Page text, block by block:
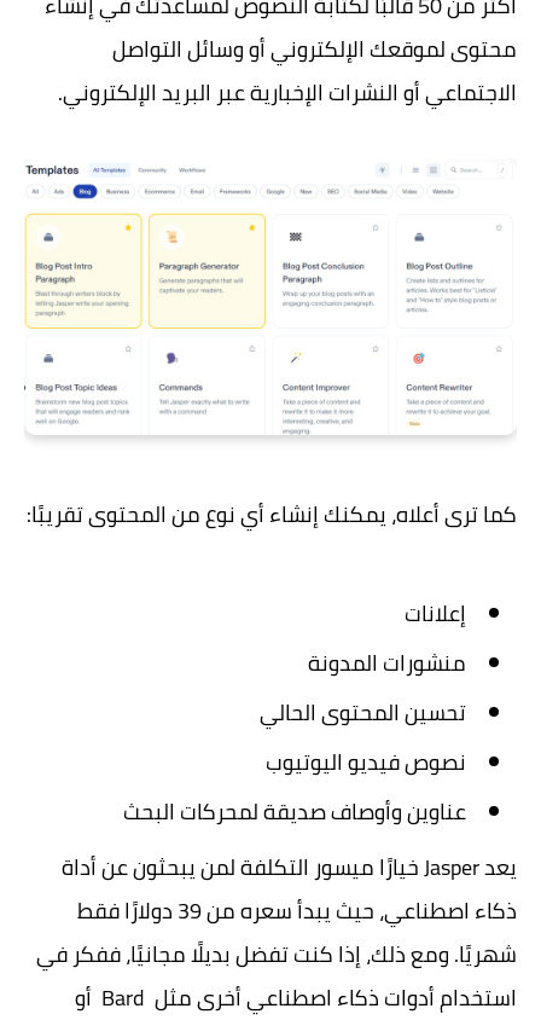
محتوى لموقعك الإلكتروني أو وسائل التواصل
الاجتماعي أو النشرات الإخبارية عبر البريد الإلكتروني.
كما ترى أعلاه، يمكنك إنشاء أي نوع من المحتوى تقريبًا:
إعلانات
منشورات المدونة
تحسين المحتوى الحالي
نصوص فيديو اليوتيوب
عناوين وأوصاف صديقة لمحركات البحث
يعد Jasper خيارًا ميسور التكلفة لمن يبحثون عن أداة
ذكاء اصطناعي، حيث يبدأ سعره من 39 دولارًا فقط
شهريًا. ومع ذلك، إذا كنت تفضل بديلًا مجانيًا، ففكر في
استخدام أدوات ذكاء اصطناعي أخرى مثل Bard أو